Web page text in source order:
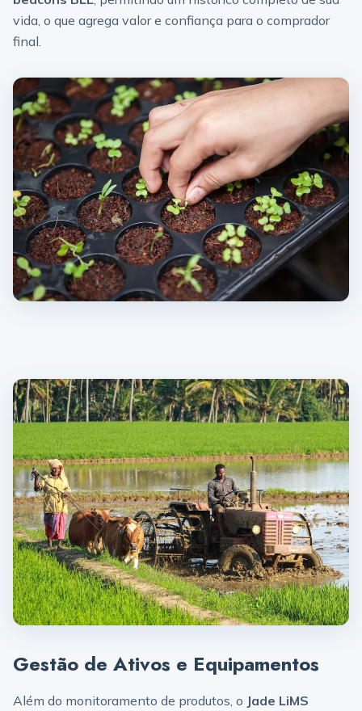
vida, o que agrega valor e confiança para o comprador
final.
Gestão de Ativos e Equipamentos
Além do monitoramento de produtos, o Jade LiMS